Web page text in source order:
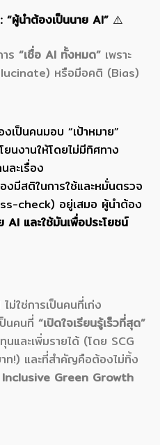
ผู้นำต้องเป็นนาย AI”⚠️
ร “เชื่อ AI ทั้งหมด” เพราะ
หรือมีอคติ (Bias)
เป็นคนมอบ “เป้าหมาย”
นงานให้โดยไม่มีทิศทาง
ละเรื่อง
งมีสติในการใช้และหมั่นตรวจ
check) อยู่เสมอ ผู้นำต้อง
AI และใช้มันเพื่อประโยชน์
ม่ใช่การเป็นคนที่เก่ง
นคนที่ “เปิดใจเรียนรู้เร็วที่สุด”
และเพิ่มรายได้ (โดย SCG
ท!) และที่สำคัญคือต้องไม่ทิ้ง
Inclusive Green Growth